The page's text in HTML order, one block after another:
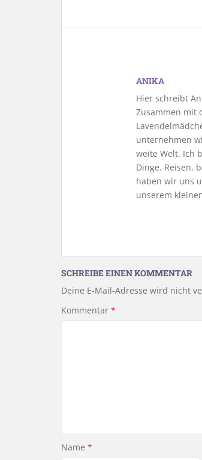
ANIKA
Hier schreibt
Zusammen mit
unternehmen
weite Welt. Ich
Dinge. Reisen,
haben wir uns
unserem
SCHREIBE EINEN KOMMENTAR
Deine E-Mail-Adresse wird nicht
Kommentar *
Name *